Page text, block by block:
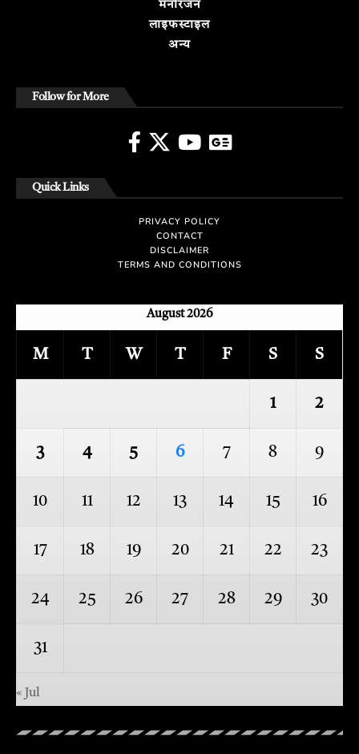
मनोरंजन
लाइफस्टाइल
अन्य
Follow for More
Quick Links
PRIVACY POLICY
CONTACT
DISCLAIMER
TERMS AND CONDITIONS
August 2026
M T W T F S S
1 2
3 4 5 6 7 8 9
10 11 12 13 14 15 16
17 18 19 20 21 22 23
24 25 26 27 28 29 30
31
« Jul